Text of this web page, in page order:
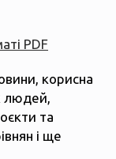
PDF
корисна
людей,
та
і ще